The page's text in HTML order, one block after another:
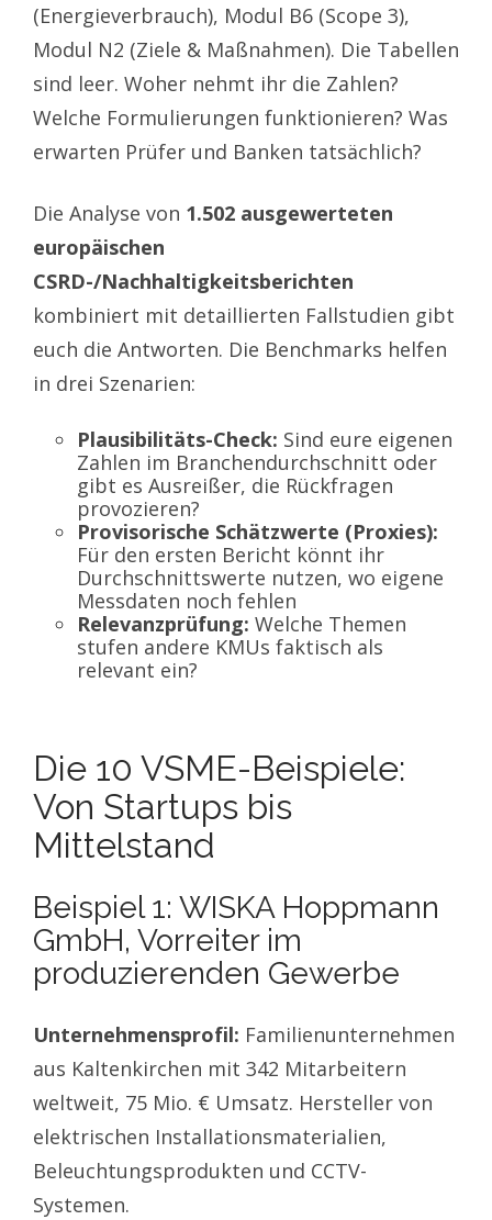
(Energieverbrauch), Modul B6 (Scope 3),
Modul N2 (Ziele & Maßnahmen). Die Tabellen
sind leer. Woher nehmt ihr die Zahlen?
Welche Formulierungen funktionieren? Was
erwarten Prüfer und Banken tatsächlich?
Die Analyse von 1.502 ausgewerteten
europäischen
CSRD-/Nachhaltigkeitsberichten
kombiniert mit detaillierten Fallstudien gibt
euch die Antworten. Die Benchmarks helfen
in drei Szenarien:
Plausibilitäts-Check: Sind eure eigenen
Zahlen im Branchendurchschnitt oder
gibt es Ausreißer, die Rückfragen
provozieren?
Provisorische Schätzwerte (Proxies):
Für den ersten Bericht könnt ihr
Durchschnittswerte nutzen, wo eigene
Messdaten noch fehlen
Relevanzprüfung: Welche Themen
stufen andere KMUs faktisch als
relevant ein?
Die 10 VSME-Beispiele:
Von Startups bis
Mittelstand
Beispiel 1: WISKA Hoppmann
GmbH, Vorreiter im
produzierenden Gewerbe
Unternehmensprofil: Familienunternehmen
aus Kaltenkirchen mit 342 Mitarbeitern
weltweit, 75 Mio. € Umsatz. Hersteller von
elektrischen Installationsmaterialien,
Beleuchtungsprodukten und CCTV-
Systemen.